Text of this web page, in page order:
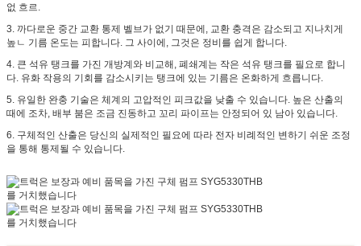
없 흐르.
3. 까다로운 중간 교환 통제 벨브가 없기 때문에, 교환 충격은 감소되고 지나치게
높ㄴ 기름 온도는 피합니다. 그 사이에, 그것은 정비를 쉽게 합니다.
4. 큰 석유 탱크를 가진 개방계와 비교해, 폐쇄계는 작은 석유 탱크를 필요로 합니
다. 유화 작용의 기회를 감소시키는 탱크에 있는 기름은 온화하게 흐릅니다.
5. 유일한 완충 기술은 체계의 고압적인 피크값을 낮출 수 있습니다. 높은 산출의
때에 조차, 배부 붐은 조금 진동하고 꼬리 파이프는 안정되어 있 남아 있습니다.
6. 구체적인 산출은 당신의 실제적인 필요에 따라 전자 비례적인 변하기 쉬운 조정
을 통해 통제될 수 있습니다.